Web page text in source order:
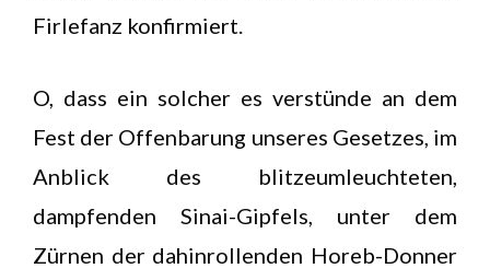
Firlefanz konfirmiert.
O, dass ein solcher es verstünde an dem
Fest der Offenbarung unseres Gesetzes, im
Anblick des blitzeumleuchteten,
dampfenden Sinai-Gipfels, unter dem
Zürnen der dahinrollenden Horeb-Donner